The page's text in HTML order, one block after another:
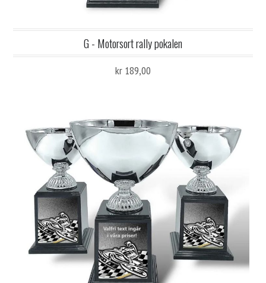
G - Motorsort rally pokalen
kr 189,00